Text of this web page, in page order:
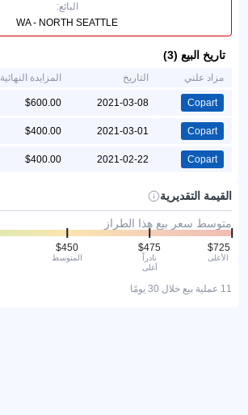
البائع:
WA - NORTH SEATTLE
تاريخ البيع (3)
مزاد علني التاريخ المزايدة النهائية
Copart
2021-03-08
Copart
2021-03-01
Copart
2021-02-22
القيمة التقديرية
متوسط سعر بيع هذا الطراز
المتوسط
نادراً
أغلى
الأعلى
11 عملية بيع خلال 30 يومًا